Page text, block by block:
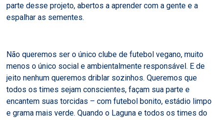
parte desse projeto, abertos a aprender com a gente e a
espalhar as sementes.
Não queremos ser o único clube de futebol vegano, muito
menos o único social e ambientalmente responsável. E de
jeito nenhum queremos driblar sozinhos. Queremos que
todos os times sejam conscientes, façam sua parte e
encantem suas torcidas – com futebol bonito, estádio limpo
e grama mais verde. Quando o Laguna e todos os times do